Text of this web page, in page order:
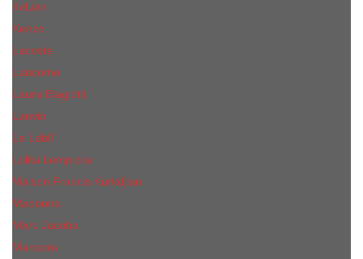
КиLian
Kenzo
Lacoste
Lancome
Laura Biagiotti
Lanvin
Lе Lab0
Lolita Lempicka
Maison Francis Kurkdjian
Madonna
Marc Jacobs
Mancera